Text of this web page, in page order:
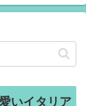
いイタリア